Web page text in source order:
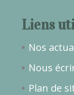
Liens
Nos
Nous
Plan de